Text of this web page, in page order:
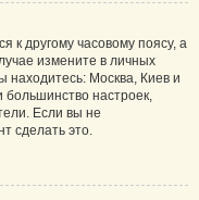
к другому часовому поясу, а
измените в личных
находитесь: Москва, Киев и
большинство настроек,
Если вы не
сделать это.